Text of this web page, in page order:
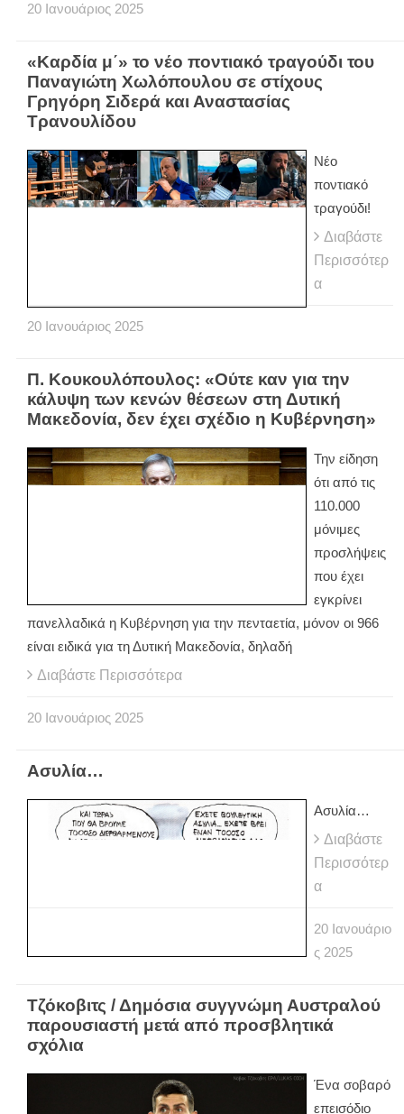
20 Ιανουάριος 2025
«Καρδία μ΄» το νέο ποντιακό τραγούδι του
Παναγιώτη Χωλόπουλου σε στίχους
Γρηγόρη Σιδερά και Αναστασίας
Τρανουλίδου
Νέο
ποντιακό
τραγούδι!
Διαβάστε
Περισσότερ
α
20 Ιανουάριος 2025
Π. Κουκουλόπουλος: «Ούτε καν για την
κάλυψη των κενών θέσεων στη Δυτική
Μακεδονία, δεν έχει σχέδιο η Κυβέρνηση»
Την είδηση
ότι από τις
110.000
μόνιμες
προσλήψεις
που έχει
εγκρίνει
πανελλαδικά η Κυβέρνηση για την πενταετία, μόνον οι 966
είναι ειδικά για τη Δυτική Μακεδονία, δηλαδή
Διαβάστε Περισσότερα
20 Ιανουάριος 2025
Ασυλία…
Ασυλία…
Διαβάστε
Περισσότερ
α
20 Ιανουάριο
ς 2025
Τζόκοβιτς / Δημόσια συγγνώμη Αυστραλού
παρουσιαστή μετά από προσβλητικά
σχόλια
Ένα σοβαρό
επεισόδιο